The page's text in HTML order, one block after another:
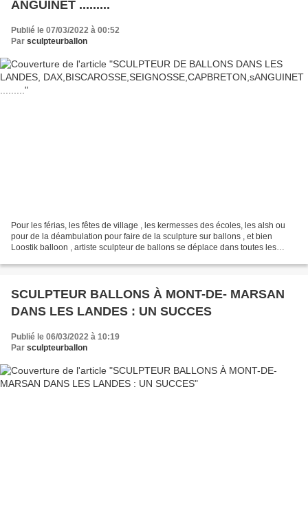
ANGUINET .........
Publié le 07/03/2022 à 00:52
Par sculpteurballon
Pour les férias, les fêtes de village , les kermesses des écoles, les alsh ou
pour de la déambulation pour faire de la sculpture sur ballons , et bien
Loostik balloon , artiste sculpteur de ballons se déplace dans toutes les
SCULPTEUR BALLONS À MONT-DE- MARSAN
DANS LES LANDES : UN SUCCES
Publié le 06/03/2022 à 10:19
Par sculpteurballon